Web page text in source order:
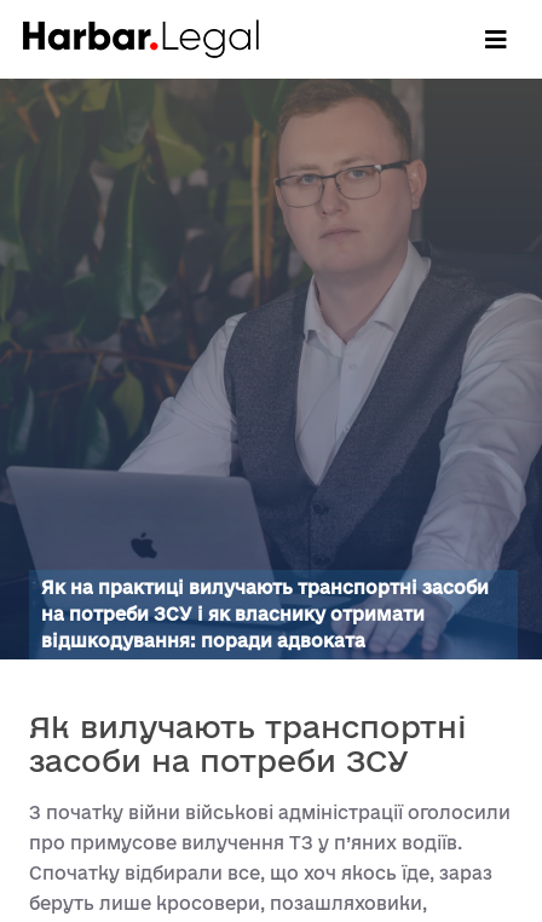
Як на практиці вилучають транспортні засоби
на потреби ЗСУ і як власнику отримати
відшкодування: поради адвоката
Як вилучають транспортні
засоби на потреби ЗСУ
З початку війни військові адміністрації оголосили
про примусове вилучення ТЗ у п’яних водіїв.
Спочатку відбирали все, що хоч якось їде, зараз
беруть лише кросовери, позашляховики,